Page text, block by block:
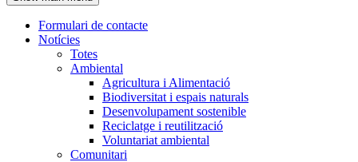
l'encapçalament
Navegació
principal
Formulari de contacte
Notícies
Totes
Ambiental
Agricultura i Alimentació
Biodiversitat i espais naturals
Desenvolupament sostenible
Reciclatge i reutilització
Voluntariat ambiental
Comunitari